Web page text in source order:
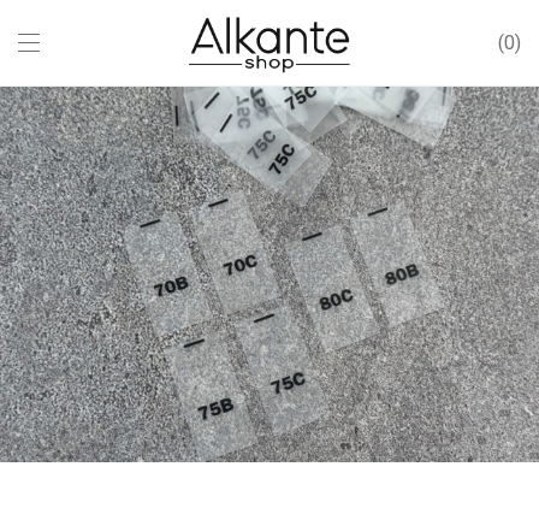
0